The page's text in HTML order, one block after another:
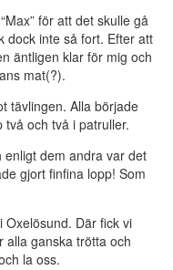
för att det skulle gå
dock inte så fort. Efter att
äntligen klar för mig och
mat(?).
tävlingen. Alla började
och två i patruller.
dem andra var det
gjort finfina lopp! Som
Där fick vi
alla ganska trötta och
la oss.